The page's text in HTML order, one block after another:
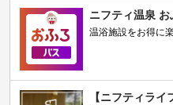
ニフティ温泉 お
温浴施設をお得に
【ニフティラ